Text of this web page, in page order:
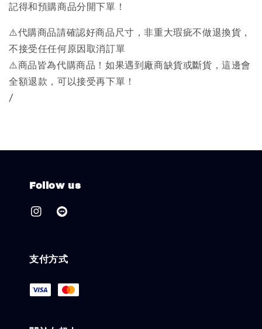
記得和預購商品分開下單！
⚠️代購商品請確認好商品尺寸，非重大瑕疵不做退換貨，
不接受任任何原因取消訂單
⚠️商品皆為代購商品！如果遇到廠商缺貨或斷貨，這邊會
全額退款，可以接受再下單！
/
Follow us
支付方式